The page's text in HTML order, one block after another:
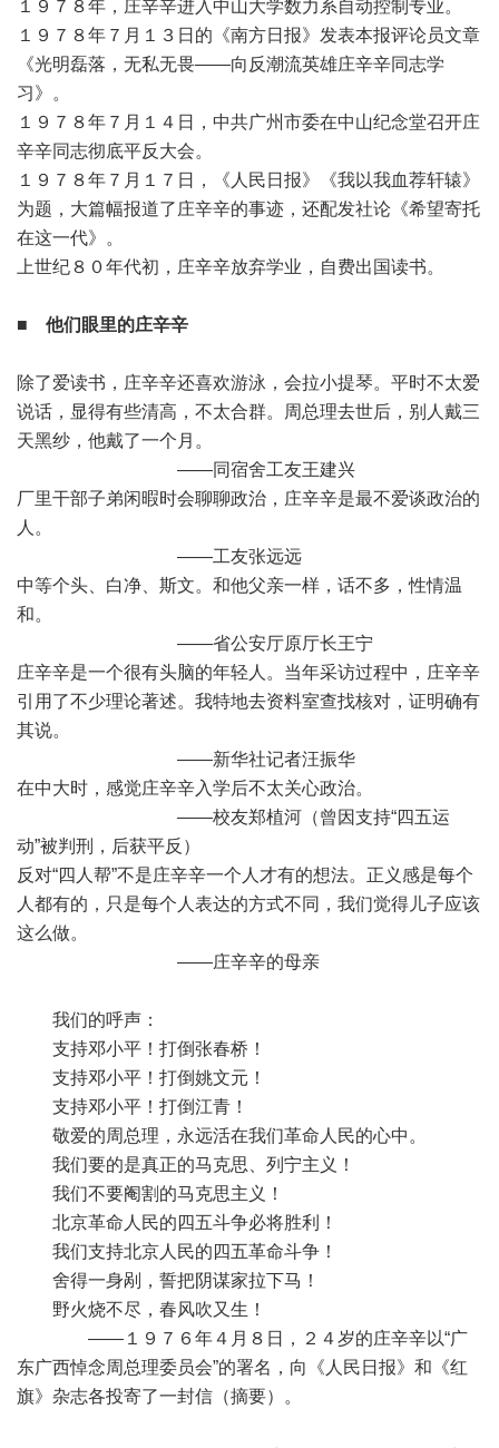
１９７８年，庄辛辛进入中山大学数力系自动控制专业。
１９７８年７月１３日的《南方日报》发表本报评论员文章
《光明磊落，无私无畏——向反潮流英雄庄辛辛同志学
习》。
１９７８年７月１４日，中共广州市委在中山纪念堂召开庄
辛辛同志彻底平反大会。
１９７８年７月１７日，《人民日报》《我以我血荐轩辕》
为题，大篇幅报道了庄辛辛的事迹，还配发社论《希望寄托
在这一代》。
上世纪８０年代初，庄辛辛放弃学业，自费出国读书。
■ 他们眼里的庄辛辛
除了爱读书，庄辛辛还喜欢游泳，会拉小提琴。平时不太爱
说话，显得有些清高，不太合群。周总理去世后，别人戴三
天黑纱，他戴了一个月。
——同宿舍工友王建兴
厂里干部子弟闲暇时会聊聊政治，庄辛辛是最不爱谈政治的
人。
——工友张远远
中等个头、白净、斯文。和他父亲一样，话不多，性情温
和。
——省公安厅原厅长王宁
庄辛辛是一个很有头脑的年轻人。当年采访过程中，庄辛辛
引用了不少理论著述。我特地去资料室查找核对，证明确有
其说。
——新华社记者汪振华
在中大时，感觉庄辛辛入学后不太关心政治。
——校友郑植河（曾因支持“四五运
动”被判刑，后获平反）
反对“四人帮”不是庄辛辛一个人才有的想法。正义感是每个
人都有的，只是每个人表达的方式不同，我们觉得儿子应该
这么做。
——庄辛辛的母亲
我们的呼声：
支持邓小平！打倒张春桥！
支持邓小平！打倒姚文元！
支持邓小平！打倒江青！
敬爱的周总理，永远活在我们革命人民的心中。
我们要的是真正的马克思、列宁主义！
我们不要阉割的马克思主义！
北京革命人民的四五斗争必将胜利！
我们支持北京人民的四五革命斗争！
舍得一身剐，誓把阴谋家拉下马！
野火烧不尽，春风吹又生！
——１９７６年４月８日，２４岁的庄辛辛以“广
东广西悼念周总理委员会”的署名，向《人民日报》和《红
旗》杂志各投寄了一封信（摘要）。